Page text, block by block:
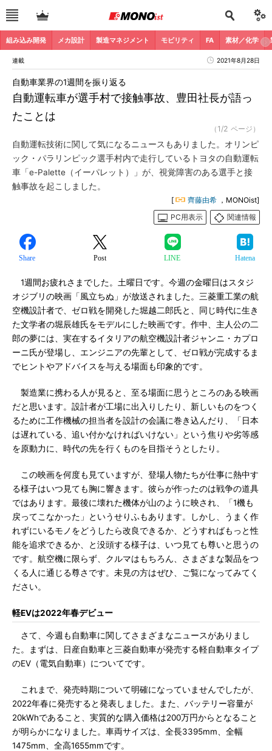
組み込み開発 メカ設計 製造マネジメント モビリティ FA 素材／化学
連載 2021年8月28日
自動運転車が選手村で接触事故、豊田社長が語っ
たことは
自動車業界の1週間を振り返る
（1/2 ページ）
自動運転技術に関して気になるニュースもありました。オリンピ
ック・パラリンピック選手村内で走行しているトヨタの自動運転
車「e-Palette（イーパレット）」が、視覚障害のある選手と接
触事故を起こしました。
[ 齊藤由希 ，MONOist]
PC用表示
関連情報
Share Post LINE Hatena
1週間お疲れさまでした。土曜日です。今週の金曜日はスタジ
オジブリの映画「風立ちぬ」が放送されました。三菱重工業の航
空機設計者で、ゼロ戦を開発した堀越二郎氏と、同じ時代に生き
た文学者の堀辰雄氏をモデルにした映画です。作中、主人公の二
郎の夢には、実在するイタリアの航空機設計者ジャンニ・カプロ
ーニ氏が登場し、エンジニアの先輩として、ゼロ戦が完成するま
でヒントやアドバイスを与える場面も印象的です。
製造業に携わる人が見ると、至る場面に思うところのある映画
だと思います。設計者が工場に出入りしたり、新しいものをつく
るために工作機械の担当者を設計の会議に巻き込んだり、「日本
は遅れている、追い付かなければいけない」という焦りや劣等感
を原動力に、時代の先を行くものを目指そうとしたり。
この映画を何度も見ていますが、登場人物たちが仕事に熱中す
る様子はいつ見ても胸に響きます。彼らが作ったのは戦争の道具
ではあります。最後に壊れた機体が山のように映され、「1機も
戻ってこなかった」というせりふもあります。しかし、うまく作
れずにいるモノをどうしたら改良できるか、どうすればもっと性
能を追求できるか、と没頭する様子は、いつ見ても尊いと思うの
です。航空機に限らず、クルマはもちろん、さまざまな製品をつ
くる人に通じる尊さです。未見の方はぜひ、ご覧になってみてく
ださい。
軽EVは2022年春デビュー
さて、今週も自動車に関してさまざまなニュースがありまし
た。まずは、日産自動車と三菱自動車が発売する軽自動車タイプ
のEV（電気自動車）についてです。
これまで、発売時期について明確になっていませんでしたが、
2022年春に発売すると発表しました。また、バッテリー容量が
20kWhであること、実質的な購入価格は200万円からとなること
が明らかになりました。車両サイズは、全長3395mm、全幅
1475mm、全高1655mmです。